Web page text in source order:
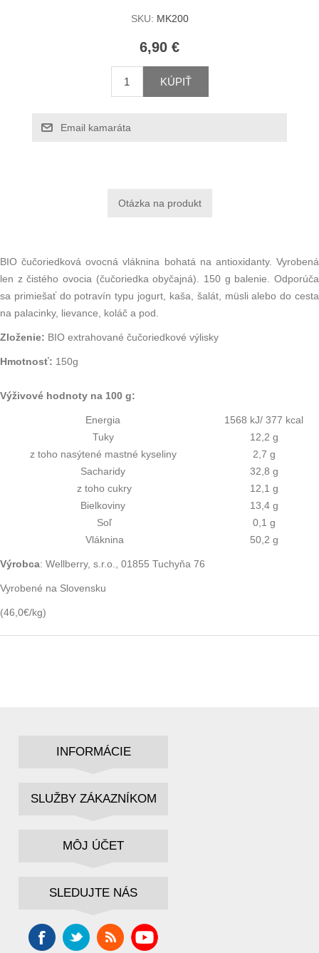
SKU: MK200
6,90 €
KÚPIŤ
Email kamaráta
BIO čučoriedková ovocná vláknina bohatá na antioxidanty. Vyrobená
len z čistého ovocia (čučoriedka obyčajná). 150 g balenie. Odporúča
sa primiešať do potravín typu jogurt, kaša, šalát, müsli alebo do cesta
na palacinky, lievance, koláč a pod.
Zloženie: BIO extrahované čučoriedkové výlisky
Hmotnosť: 150g
Výživové hodnoty na 100 g:
Energia
1568 kJ/ 377 kcal
Tuky
12,2 g
z toho nasýtené mastné kyseliny
2,7 g
Sacharidy
32,8 g
z toho cukry
12,1 g
Bielkoviny
13,4 g
Soľ
0,1 g
Vláknina
50,2 g
Výrobca: Wellberry, s.r.o., 01855 Tuchyňa 76
Vyrobené na Slovensku
(46,0€/kg)
INFORMÁCIE
SLUŽBY ZÁKAZNÍKOM
MÔJ ÚČET
SLEDUJTE NÁS